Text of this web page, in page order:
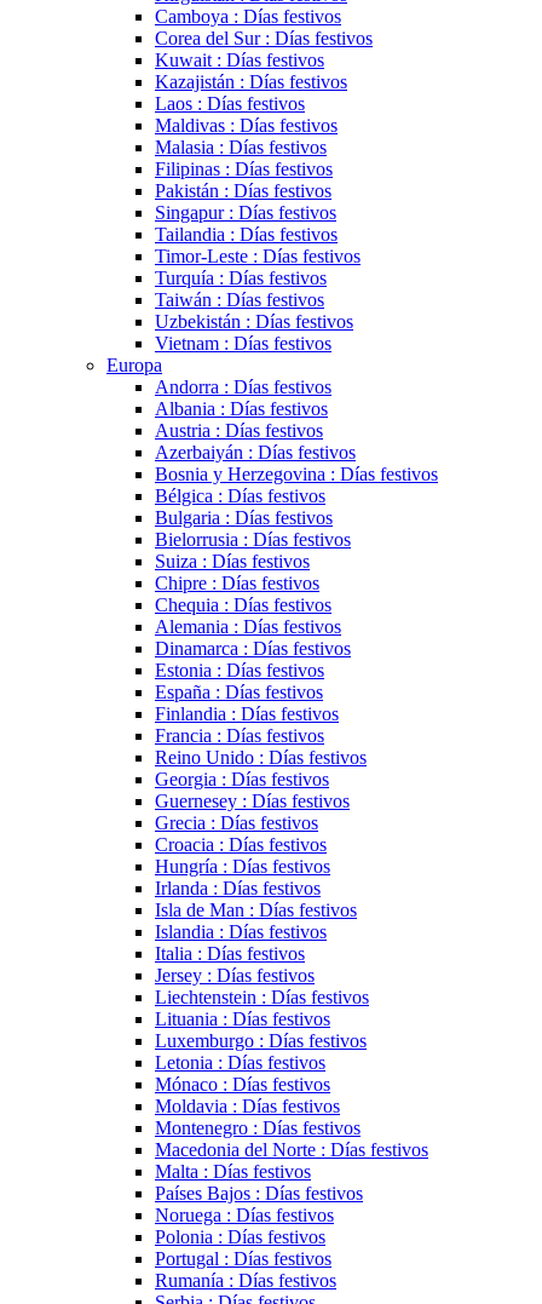
Camboya : Días festivos
Corea del Sur : Días festivos
Kuwait : Días festivos
Kazajistán : Días festivos
Laos : Días festivos
Maldivas : Días festivos
Malasia : Días festivos
Filipinas : Días festivos
Pakistán : Días festivos
Singapur : Días festivos
Tailandia : Días festivos
Timor-Leste : Días festivos
Turquía : Días festivos
Taiwán : Días festivos
Uzbekistán : Días festivos
Vietnam : Días festivos
Europa
Andorra : Días festivos
Albania : Días festivos
Austria : Días festivos
Azerbaiyán : Días festivos
Bosnia y Herzegovina : Días festivos
Bélgica : Días festivos
Bulgaria : Días festivos
Bielorrusia : Días festivos
Suiza : Días festivos
Chipre : Días festivos
Chequia : Días festivos
Alemania : Días festivos
Dinamarca : Días festivos
Estonia : Días festivos
España : Días festivos
Finlandia : Días festivos
Francia : Días festivos
Reino Unido : Días festivos
Georgia : Días festivos
Guernesey : Días festivos
Grecia : Días festivos
Croacia : Días festivos
Hungría : Días festivos
Irlanda : Días festivos
Isla de Man : Días festivos
Islandia : Días festivos
Italia : Días festivos
Jersey : Días festivos
Liechtenstein : Días festivos
Lituania : Días festivos
Luxemburgo : Días festivos
Letonia : Días festivos
Mónaco : Días festivos
Moldavia : Días festivos
Montenegro : Días festivos
Macedonia del Norte : Días festivos
Malta : Días festivos
Países Bajos : Días festivos
Noruega : Días festivos
Polonia : Días festivos
Portugal : Días festivos
Rumanía : Días festivos